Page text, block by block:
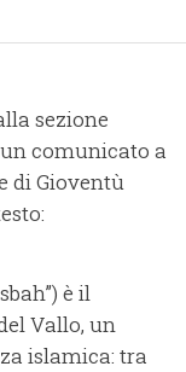
sezione
comunicato a
di Gioventù
è il
Vallo, un
islamica: tra